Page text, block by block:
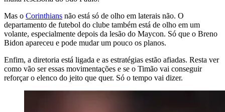
Mas o Corinthians não está só de olho em laterais não. O
departamento de futebol do clube também está de olho em um
volante, especialmente depois da lesão do Maycon. Só que o Breno
Bidon apareceu e pode mudar um pouco os planos.
Enfim, a diretoria está ligada e as estratégias estão afiadas. Resta ver
como vão ser essas movimentações e se o Timão vai conseguir
reforçar o elenco do jeito que quer. Só o tempo vai dizer.